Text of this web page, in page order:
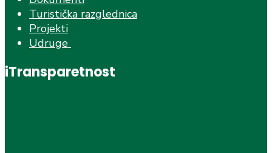
Turistička razglednica
Projekti
Udruge
iTransparetnost